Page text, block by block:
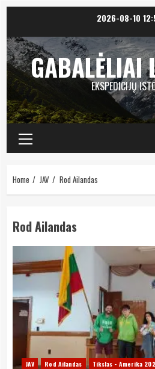
content
2026-08-10
GABALĖLIAI
EKSPEDICIJŲ
Primary
Menu
Home JAV Rod Ailandas
Rod Ailandas
JAV Rod Ailandas Tikslas - Amerika